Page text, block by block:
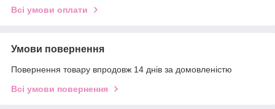
Всі умови оплати
Умови повернення
Повернення товару впродовж 14 днів за домовленістю
Всі умови повернення